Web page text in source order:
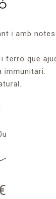
i amb notes
ferro que
immunitari.